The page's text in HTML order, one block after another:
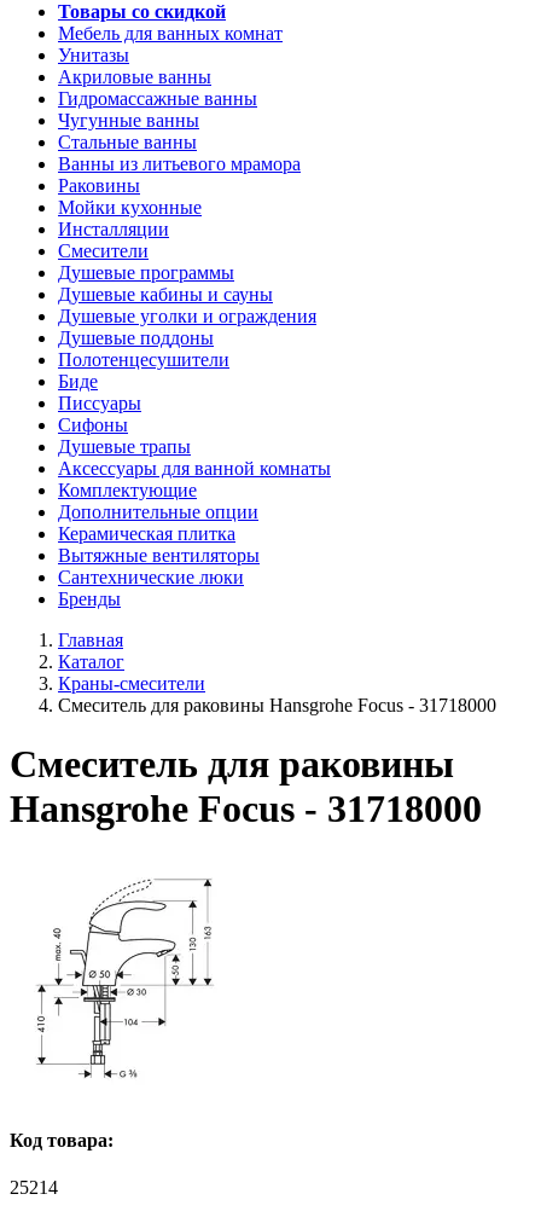
Товары со скидкой
Мебель для ванных комнат
Унитазы
Акриловые ванны
Гидромассажные ванны
Чугунные ванны
Стальные ванны
Ванны из литьевого мрамора
Раковины
Мойки кухонные
Инсталляции
Смесители
Душевые программы
Душевые кабины и сауны
Душевые уголки и ограждения
Душевые поддоны
Полотенцесушители
Биде
Писсуары
Сифоны
Душевые трапы
Аксессуары для ванной комнаты
Комплектующие
Дополнительные опции
Керамическая плитка
Вытяжные вентиляторы
Сантехнические люки
Бренды
Главная
Каталог
Краны-смесители
Смеситель для раковины Hansgrohe Focus - 31718000
Смеситель для раковины
Hansgrohe Focus - 31718000
Код товара:
25214